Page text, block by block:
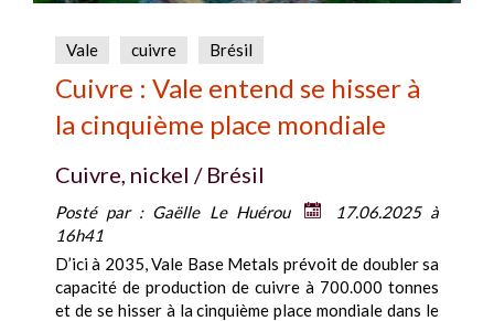
Vale cuivre Brésil
Cuivre : Vale entend se hisser à
la cinquième place mondiale
Cuivre, nickel / Brésil
Posté par : Gaëlle Le Huérou
17.06.2025 à
16h41
D’ici à 2035, Vale Base Metals prévoit de doubler sa
capacité de production de cuivre à 700.000 tonnes
et de se hisser à la cinquième place mondiale dans le